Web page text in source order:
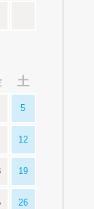
土
5
12
19
26